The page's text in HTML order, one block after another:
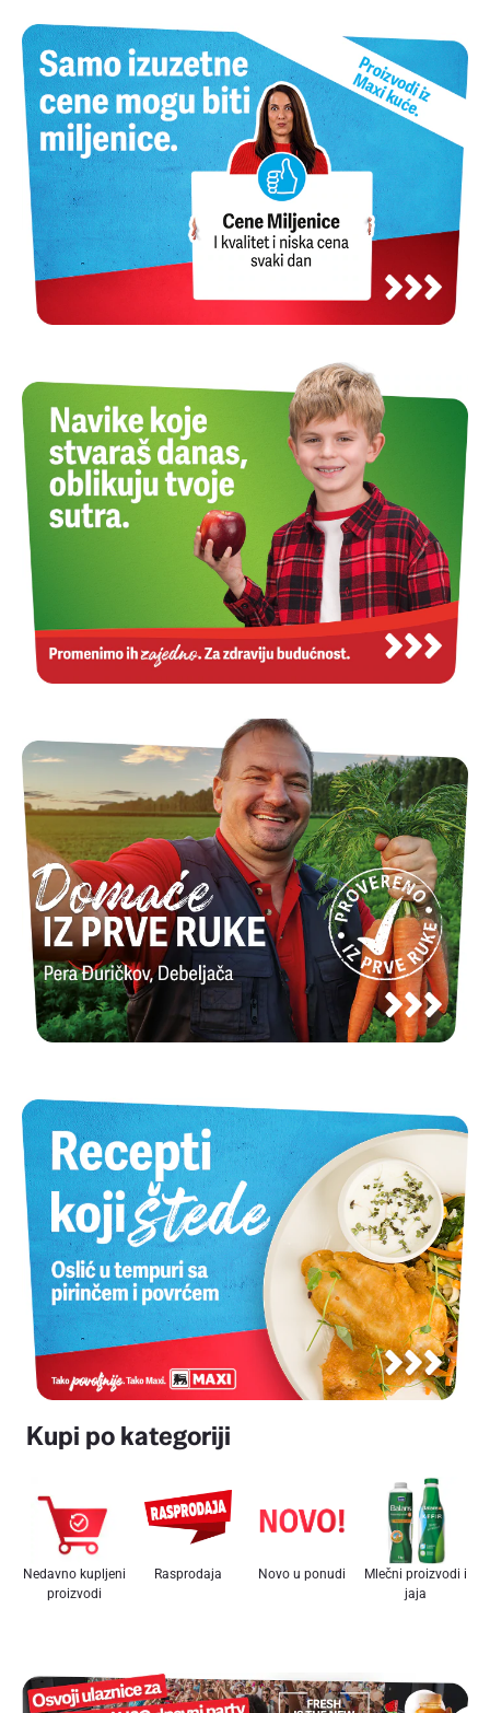
Kupi po kategoriji
Nedavno kupljeni
proizvodi
Rasprodaja Novo u ponudi
Mlečni proizvodi i
jaja